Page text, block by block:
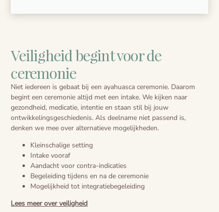
Veiligheid begint voor de
ceremonie
Niet iedereen is gebaat bij een ayahuasca ceremonie. Daarom
begint een ceremonie altijd met een intake. We kijken naar
gezondheid, medicatie, intentie en staan stil bij jouw
ontwikkelingsgeschiedenis. Als deelname niet passend is,
denken we mee over alternatieve mogelijkheden.
Kleinschalige setting
Intake vooraf
Aandacht voor contra-indicaties
Begeleiding tijdens en na de ceremonie
Mogelijkheid tot integratiebegeleiding
Lees meer over veiligheid